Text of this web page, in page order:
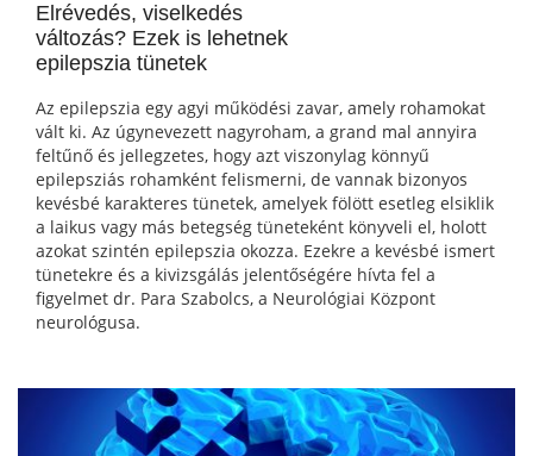
Elrévedés, viselkedés
változás? Ezek is lehetnek
epilepszia tünetek
Az epilepszia egy agyi működési zavar, amely rohamokat
vált ki. Az úgynevezett nagyroham, a grand mal annyira
feltűnő és jellegzetes, hogy azt viszonylag könnyű
epilepsziás rohamként felismerni, de vannak bizonyos
kevésbé karakteres tünetek, amelyek fölött esetleg elsiklik
a laikus vagy más betegség tüneteként könyveli el, holott
azokat szintén epilepszia okozza. Ezekre a kevésbé ismert
tünetekre és a kivizsgálás jelentőségére hívta fel a
figyelmet dr. Para Szabolcs, a Neurológiai Központ
neurológusa.